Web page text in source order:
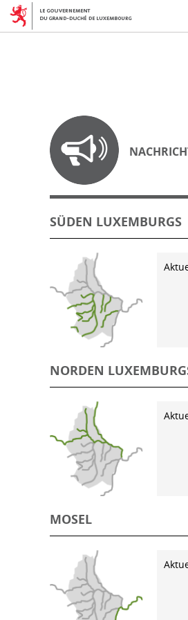
SÜDEN LUXEMBURGS
NORDEN
MOSEL